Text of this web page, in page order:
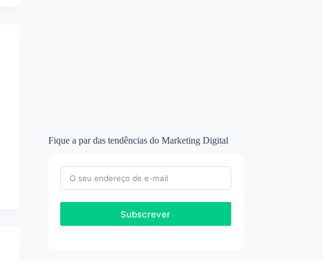
Fique a par das tendências do Marketing Digital
Subscrever